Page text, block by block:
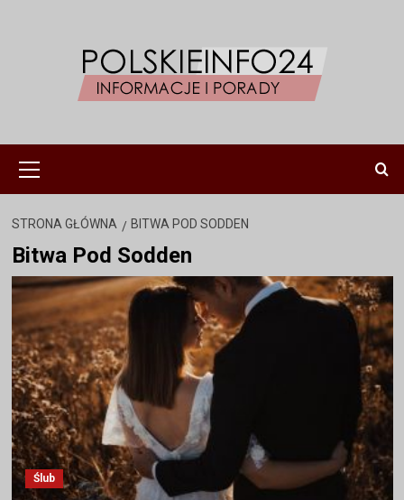
główne
STRONA GŁÓWNA BITWA POD SODDEN
Bitwa Pod Sodden
Ślub